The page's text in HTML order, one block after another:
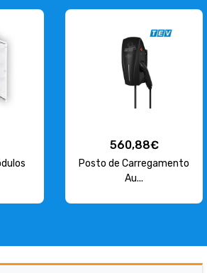
560,88€
Posto de Carregamento
Au...